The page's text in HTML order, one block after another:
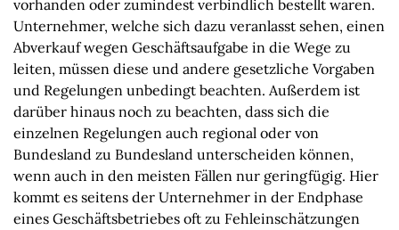
vorhanden oder zumindest verbindlich bestellt waren.
Unternehmer, welche sich dazu veranlasst sehen, einen
Abverkauf wegen Geschäftsaufgabe in die Wege zu
leiten, müssen diese und andere gesetzliche Vorgaben
und Regelungen unbedingt beachten. Außerdem ist
darüber hinaus noch zu beachten, dass sich die
einzelnen Regelungen auch regional oder von
Bundesland zu Bundesland unterscheiden können,
wenn auch in den meisten Fällen nur geringfügig. Hier
kommt es seitens der Unternehmer in der Endphase
eines Geschäftsbetriebes oft zu Fehleinschätzungen